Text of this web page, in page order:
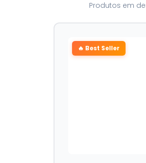
Produtos em
🔥 Best Seller